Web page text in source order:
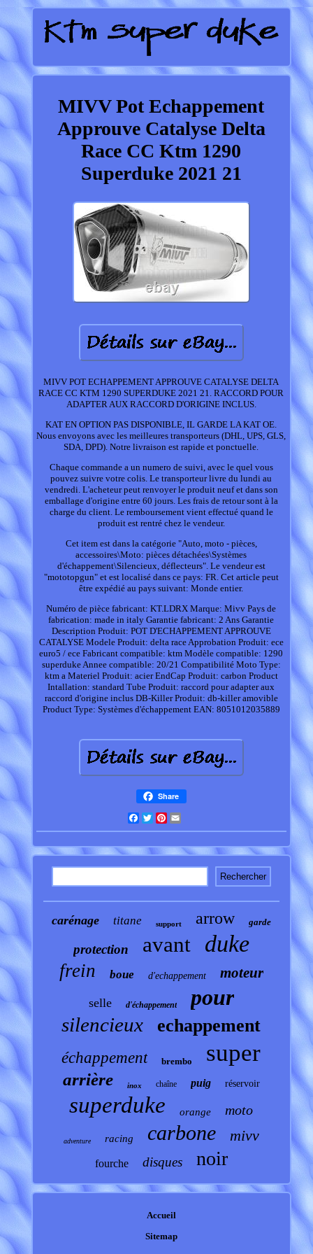
MIVV Pot Echappement
Approuve Catalyse Delta
Race CC Ktm 1290
Superduke 2021 21
MIVV POT ECHAPPEMENT APPROUVE CATALYSE DELTA
RACE CC KTM 1290 SUPERDUKE 2021 21. RACCORD POUR
ADAPTER AUX RACCORD D'ORIGINE INCLUS.
KAT EN OPTION PAS DISPONIBLE, IL GARDE LA KAT OE.
Nous envoyons avec les meilleures transporteurs (DHL, UPS, GLS,
SDA, DPD). Notre livraison est rapide et ponctuelle.
Chaque commande a un numero de suivi, avec le quel vous
pouvez suivre votre colis. Le transporteur livre du lundi au
vendredi. L'acheteur peut renvoyer le produit neuf et dans son
emballage d'origine entre 60 jours. Les frais de retour sont à la
charge du client. Le remboursement vient effectué quand le
produit est rentré chez le vendeur.
Cet item est dans la catégorie "Auto, moto - pièces,
accessoires\Moto: pièces détachées\Systèmes
d'échappement\Silencieux, déflecteurs". Le vendeur est
"mototopgun" et est localisé dans ce pays: FR. Cet article peut
être expédié au pays suivant: Monde entier.
Numéro de pièce fabricant: KT.LDRX Marque: Mivv Pays de
fabrication: made in italy Garantie fabricant: 2 Ans Garantie
Description Produit: POT D'ECHAPPEMENT APPROUVE
CATALYSE Modele Produit: delta raceApprobation Produit: ece
euro5 / ece Fabricant compatible: ktm Modèle compatible: 1290
superdukeAnnee compatible: 20/21 Compatibilité Moto Type:
ktm a Materiel Produit: acier EndCap Produit: carbon Product
Intallation: standard Tube Produit: raccord pour adapter aux
raccord d'origine inclus DB-Killer Produit: db-killer amovible
Product Type: Systèmes d'échappement EAN: 8051012035889
Share
Facebook
TwitterPinterest
carénage titane support arrow garde
protection avant duke
frein boue d'echappement moteur
selle d'échappement pour
silencieux echappement
échappement brembo super
arrière inox chaîne puig réservoir
superduke orange moto
adventure racing carbone mivv
fourche disques noir
Accueil
Sitemap